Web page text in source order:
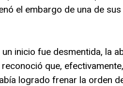
el embargo de una de
inicio fue desmentida, la
que,
logrado frenar la orden